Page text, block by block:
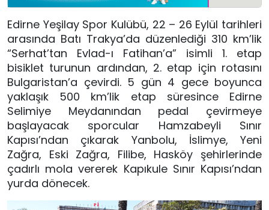
Edirne Yeşilay Spor Kulübü, 22 – 26 Eylül tarihleri
arasında Batı Trakya’da düzenlediği 310 km’lik
“Serhat’tan Evlad-ı Fatihan’a” isimli 1. etap
bisiklet turunun ardından, 2. etap için rotasını
Bulgaristan’a çevirdi. 5 gün 4 gece boyunca
yaklaşık 500 km’lik etap süresince Edirne
Selimiye Meydanından pedal çevirmeye
başlayacak sporcular Hamzabeyli Sınır
Kapısı’ndan çıkarak Yanbolu, İslimye, Yeni
Zağra, Eski Zağra, Filibe, Hasköy şehirlerinde
çadırlı mola vererek Kapıkule Sınır Kapısı’ndan
yurda dönecek.